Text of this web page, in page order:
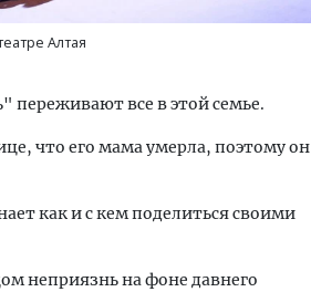
Алтая
все в этой семье.
что его мама умерла, поэтому он
как и с кем поделиться своими
неприязнь на фоне давнего